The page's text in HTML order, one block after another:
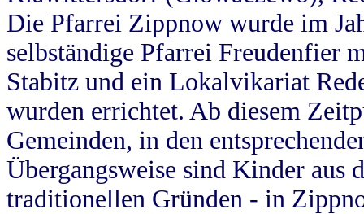
Die Pfarrei Zippnow wurde im
selbständige Pfarrei Freudenfier
Stabitz und ein Lokalvikariat
wurden errichtet. Ab diesem
Gemeinden, in den
Übergangsweise sind Kinder aus
traditionellen Gründen - in